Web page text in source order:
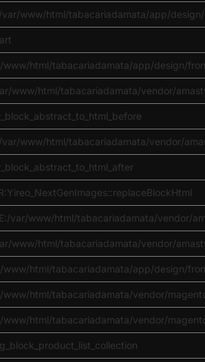
var/www/html/tabacariadamata/app/
www/html/tabacariadamata/app/design/
www/html/tabacariadamata/vendor/
var/www/html/tabacariadamata/vendor/
var/www/html/tabacariadamata/
www/html/tabacariadamata/vendor/
www/html/tabacariadamata/app/design/
www/html/tabacariadamata/vendor/
www/html/tabacariadamata/vendor/